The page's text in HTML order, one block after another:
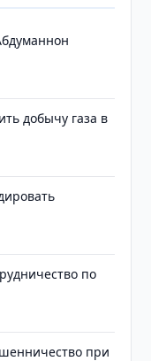
добычу газа в
по
при